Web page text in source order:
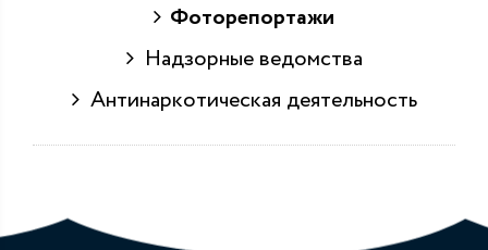
Фоторепортажи
Надзорные ведомства
Антинаркотическая деятельность